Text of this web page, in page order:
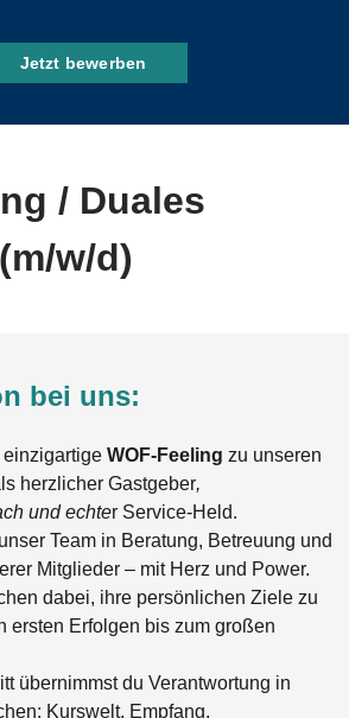
Jetzt bewerben
/ Duales
w/d)
bei uns:
einzigartige WOF-Feeling zu unseren
herzlicher Gastgeber,
und echter Service-Held.
Team in Beratung, Betreuung und
Mitglieder – mit Herz und Power.
dabei, ihre persönlichen Ziele zu
ersten Erfolgen bis zum großen
übernimmst du Verantwortung in
Kurswelt, Empfang,